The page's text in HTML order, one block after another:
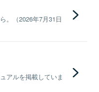
。（2026年7月31日
アルを掲載していま